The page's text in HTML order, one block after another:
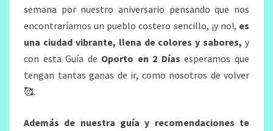
semana por nuestro aniversario pensando que nos
encontraríamos un pueblo costero sencillo, ¡y no!, es
una ciudad vibrante, llena de colores y sabores, y
con esta Guía de Oporto en 2 Días esperamos que
tengan tantas ganas de ir, como nosotros de volver
🥰.
Además de nuestra guía y recomendaciones te